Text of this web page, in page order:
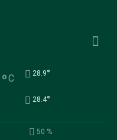
°C 28.9°
28.4°
50 %